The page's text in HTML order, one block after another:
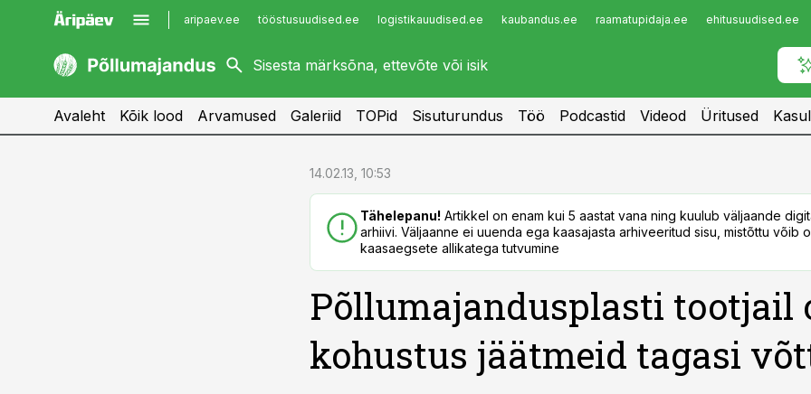
aripaev.ee tööstusuudised.ee logistikauudised.ee kaubandus.ee raamatupidaja.ee ehitusuudised.ee
kaubandus.ee
kinnisvarauudised.ee
imelineajalugu.ee
Infopank
Avaleht Kõik lood Arvamused Galeriid TOPid Sisuturundus Töö Podcastid Videod Üritused
14.02.13, 10:53
Tähelepanu! Artikkel on enam kui 5 aastat vana ning kuulub väljaande
arhiivi. Väljaanne ei uuenda ega kaasajasta arhiveeritud sisu, mistõttu võib
kaasaegsete allikatega tutvumine
Põllumajandusplasti tootjail
kohustus jäätmeid tagasi